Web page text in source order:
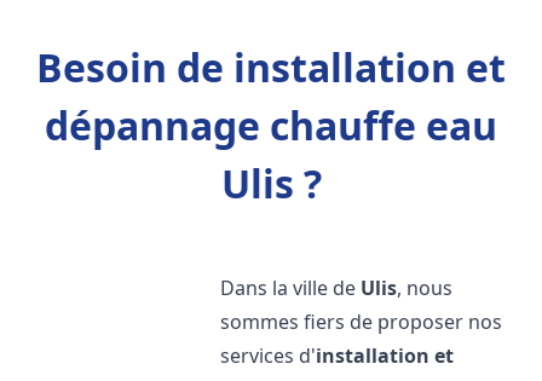
Besoin de installation et
dépannage chauffe eau
Ulis ?
Dans la ville de Ulis, nous
sommes fiers de proposer nos
services d'installation et